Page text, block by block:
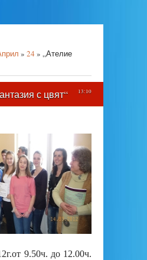
» 24 » „Ателие
13:10
с цвят“
9.50ч. до 12.00ч.